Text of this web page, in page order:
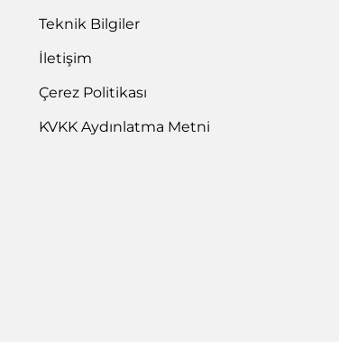
Teknik Bilgiler
İletişim
Çerez Politikası
KVKK Aydınlatma Metni